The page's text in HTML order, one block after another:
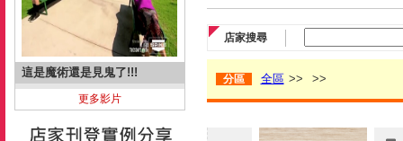
這是魔術還是見鬼了!!!
更多影片
店家搜尋
分區 全區 >> >>